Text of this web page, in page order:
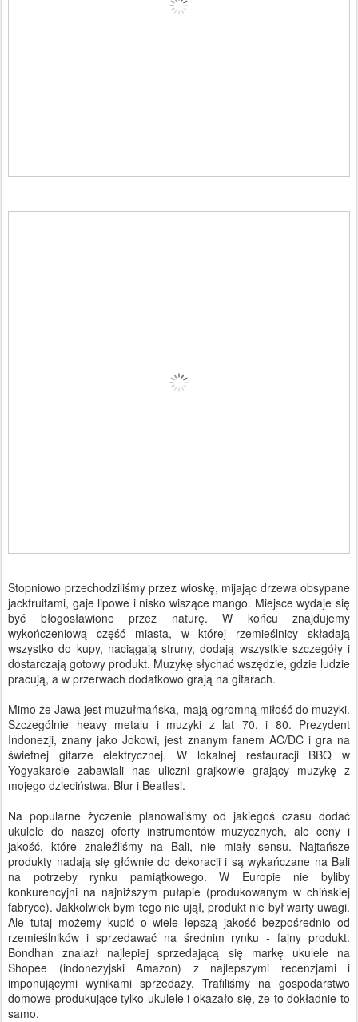
Stopniowo przechodziliśmy przez wioskę, mijając drzewa obsypane
jackfruitami, gaje lipowe i nisko wiszące mango. Miejsce wydaje się
być błogosławione przez naturę. W końcu znajdujemy
wykończeniową część miasta, w której rzemieślnicy składają
wszystko do kupy, naciągają struny, dodają wszystkie szczegóły i
dostarczają gotowy produkt. Muzykę słychać wszędzie, gdzie ludzie
pracują, a w przerwach dodatkowo grają na gitarach.
Mimo że Jawa jest muzułmańska, mają ogromną miłość do muzyki.
Szczególnie heavy metalu i muzyki z lat 70. i 80. Prezydent
Indonezji, znany jako Jokowi, jest znanym fanem AC/DC i gra na
świetnej gitarze elektrycznej. W lokalnej restauracji BBQ w
Yogyakarcie zabawiali nas uliczni grajkowie grający muzykę z
mojego dzieciństwa. Blur i Beatlesi.
Na popularne życzenie planowaliśmy od jakiegoś czasu dodać
ukulele do naszej oferty instrumentów muzycznych, ale ceny i
jakość, które znaleźliśmy na Bali, nie miały sensu. Najtańsze
produkty nadają się głównie do dekoracji i są wykańczane na Bali
na potrzeby rynku pamiątkowego. W Europie nie byliby
konkurencyjni na najniższym pułapie (produkowanym w chińskiej
fabryce). Jakkolwiek bym tego nie ujął, produkt nie był warty uwagi.
Ale tutaj możemy kupić o wiele lepszą jakość bezpośrednio od
rzemieślników i sprzedawać na średnim rynku - fajny produkt.
Bondhan znalazł najlepiej sprzedającą się markę ukulele na
Shopee (indonezyjski Amazon) z najlepszymi recenzjami i
imponującymi wynikami sprzedaży. Trafiliśmy na gospodarstwo
domowe produkujące tylko ukulele i okazało się, że to dokładnie to
samo.